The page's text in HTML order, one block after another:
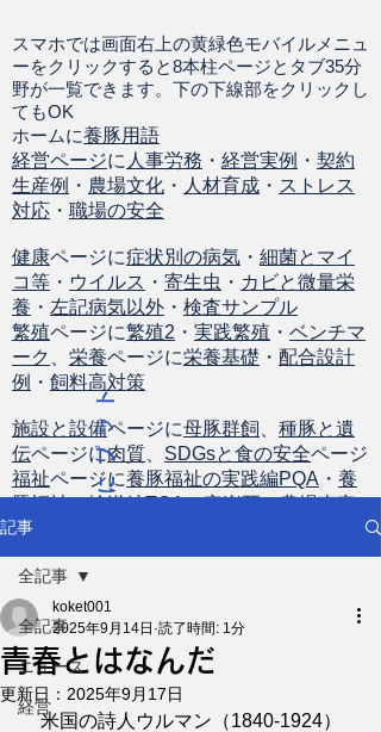
スマホでは画面右上の黄緑色モバイルメニュ
ーをクリックすると8本柱ページとタブ35分
野が一覧できます。下の下線部をクリックし
てもOK
ホームに養豚用語
経営ページに 人事労務 ・ 経営実例 ・ 契約
生産例 ・ 農場文化 ・ 人材育成 ・ ストレス
対応 ・ 職場の安全
健康ページに症状別の病気 ・ 細菌とマイ
コ等 ・ ウイルス ・ 寄生虫 ・ カビと微量栄
養 ・ 左記病気以外 ・ 検査サンプル
繁殖ページに繁殖2 ・ 実践繁殖 ・ ベンチマ
ーク
栄養ページに栄養基礎 ・ 配合設計
例 ・ 飼料高対策
施設と設備ページに母豚群飼
種豚と遺
伝ページに肉質 SDGsと食の安全ページ
福祉ページに養豚福祉の実践編PQA ・ 養
豚福祉の輸送編TQA・安楽死・農場査定
ト
ッ
プ
に
記事
全記事
ニュース
経営
全記事
青春とはなんだ
koket001
2025年9月14日 読了時間: 1分
更新日： 2025年9月17日
米国の詩人ウルマン（1840-1924）